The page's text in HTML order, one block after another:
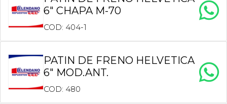
6″ CHAPA M-70
COD: 404-1
PATIN DE FRENO HELVETICA
6″ MOD.ANT.
COD: 480